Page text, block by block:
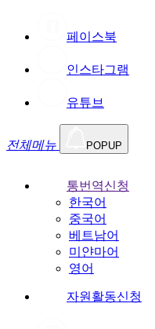
페이스북
인스타그램
유튜브
전체메뉴 POPUP
통번역신청
한국어
중국어
베트남어
미얀마어
영어
자원활동신청